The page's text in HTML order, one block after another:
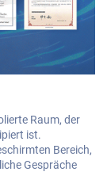
Raum, der
ist.
Bereich,
Gespräche